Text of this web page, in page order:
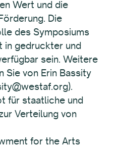
Wert und die
Die
des Symposiums
in gedruckter und
sein. Weitere
Sie von Erin Bassity
für staatliche und
Verteilung von
for the Arts